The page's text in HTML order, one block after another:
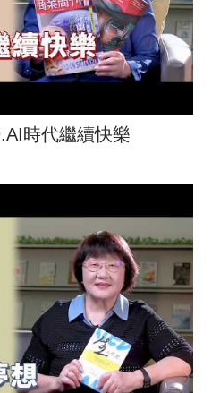
時代繼續快樂